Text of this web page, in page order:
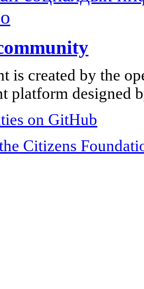
is created by the
platform designed
on GitHub
Citizens